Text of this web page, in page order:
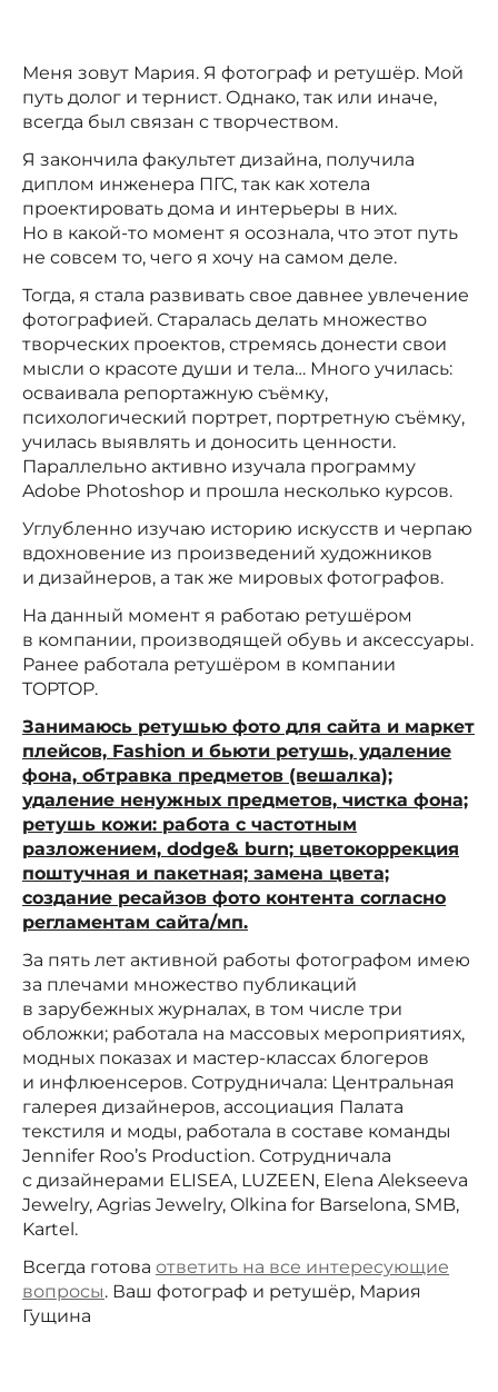
Меня зовут Мария. Я фотограф и ретушёр. Мой
путь долог и тернист. Однако, так или иначе,
всегда был связан с творчеством. ⠀
Я закончила факультет дизайна, получила
диплом инженера ПГС, так как хотела
проектировать дома и интерьеры в них.
Но в какой-то момент я осознала, что этот путь
не совсем то, чего я хочу на самом деле.
Тогда, я стала развивать свое давнее увлечение
фотографией. Старалась делать множество
творческих проектов, стремясь донести свои
мысли о красоте души и тела… Много училась:
осваивала репортажную съёмку,
психологический портрет, портретную съёмку,
училась выявлять и доносить ценности.
Параллельно активно изучала программу
Adobe Photoshop и прошла несколько курсов.
Углубленно изучаю историю искусств и черпаю
вдохновение из произведений художников
и дизайнеров, а так же мировых фотографов.
На данный момент я работаю ретушёром
в компании, производящей обувь и аксессуары.
Ранее работала ретушёром в компании
TOPTOP.
Занимаюсь ретушью фото для сайта и маркет
плейсов, Fashion и бьюти ретушь, удаление
фона, обтравка предметов (вешалка);
удаление ненужных предметов, чистка фона;
ретушь кожи: работа с частотным
разложением, dodge& burn; цветокоррекция
поштучная и пакетная; замена цвета;
создание ресайзов фото контента согласно
регламентам сайта/мп.
За пять лет активной работы фотографом имею
за плечами множество публикаций
в зарубежных журналах, в том числе три
обложки; работала на массовых мероприятиях,
модных показах и мастер-классах блогеров
и инфлюенсеров. Сотрудничала: Центральная
галерея дизайнеров, ассоциация Палата
текстиля и моды, работала в составе команды
Jennifer Roo’s Production. Сотрудничала
с дизайнерами ELISEA, LUZEEN, Elena Alekseeva
Jewelry, Agrias Jewelry, Olkina for Barselona, SMB,
Kartel. ⠀
Всегда готова ответить на все интересующие
вопросы. Ваш фотограф и ретушёр, Мария
Гущина